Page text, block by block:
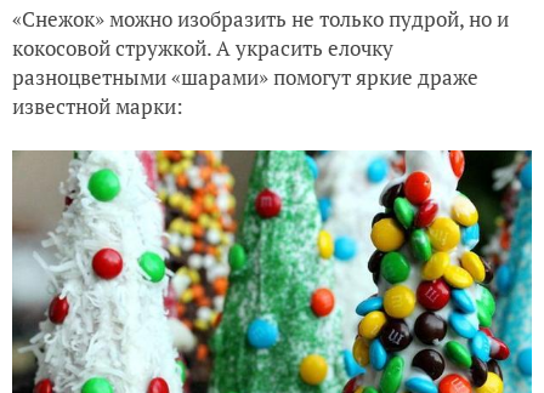
«Снежок» можно изобразить не только пудрой, но и
кокосовой стружкой. А украсить елочку
разноцветными «шарами» помогут яркие драже
известной марки: